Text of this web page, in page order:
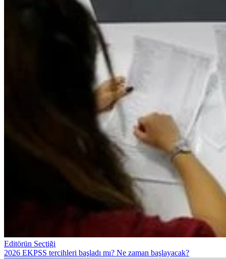
Editörün Seçtiği
2026 EKPSS tercihleri başladı mı? Ne zaman başlayacak?